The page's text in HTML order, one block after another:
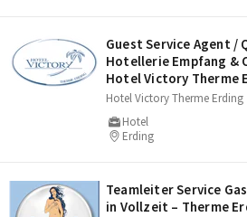
Guest Service Agent /​
Hotellerie Empfang &
Hotel Victory Therme
Hotel Victory Therme Erding
Hotel
Erding
Teamleiter Service
in Vollzeit – Therme